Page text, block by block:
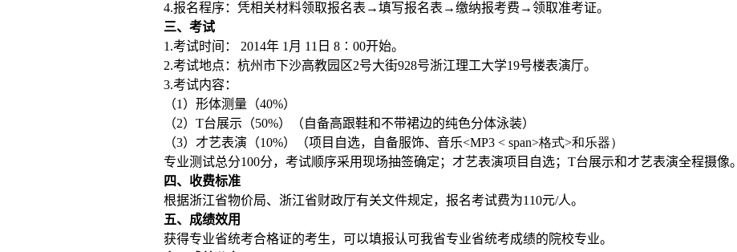
4.报名程序：凭相关材料领取报名表→填写报名表→缴纳报考费→领取准考证。
三、考试
1.考试时间： 2014年 1 月 11 日 8 ∶ 00开始。
2.考试地点：杭州市下沙高教园区2号大街928号浙江理工大学19号楼表演厅。
3.考试内容：
（1 ）形体测量（40%）
（2） T台展示（50%）（自备高跟鞋和不带裙边的纯色分体泳装）
（3）才艺表演（10%）（项目自选，自备服饰、音乐<MP3 < span>格式>和乐器）
专业测试总分100分，考试顺序采用现场抽签确定；才艺表演项目自选； T台展示和才艺表演全程摄像。
四、收费标准
根据浙江省物价局、浙江省财政厅有关文件规定，报名考试费为110元/人。
五、成绩效用
获得专业省统考合格证的考生，可以填报认可我省专业省统考成绩的院校专业。